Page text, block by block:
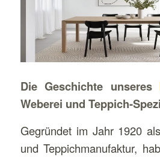
Die Geschichte unseres
Weberei und Teppich-
Gegründet im Jahr 1920
und Teppichmanufaktur,